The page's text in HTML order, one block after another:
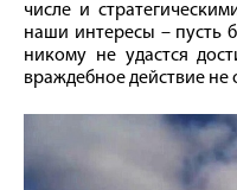
числе и
наши интересы – пусть
никому не удастся
враждебное действие не